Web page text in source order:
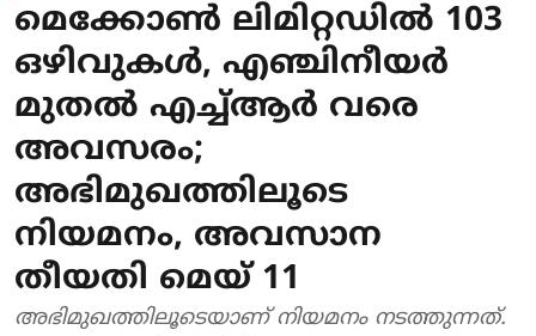
മെക്കോൺ ലിമിറ്റഡിൽ 103
ഒഴിവുകൾ, എഞ്ചിനീയർ
മുതൽ എച്ച്ആർ വരെ
അവസരം;
അഭിമുഖത്തിലൂടെ
നിയമനം, അവസാന
തീയതി മെയ് 11
അഭിമുഖത്തിലൂടെയാണ് നിയമനം നടത്തുന്നത്.